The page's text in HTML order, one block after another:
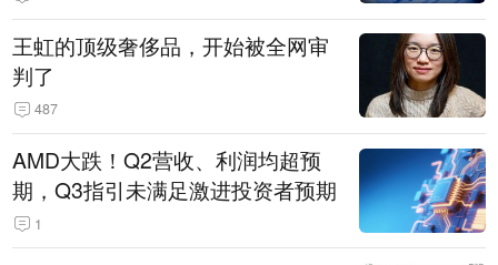
王虹的顶级奢侈品，开始被全网审
判了
487
AMD大跌！Q2营收、利润均超预
期，Q3指引未满足激进投资者预期
1